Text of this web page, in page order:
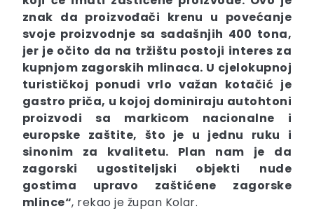
znak da proizvođači krenu u povećanje
svoje proizvodnje sa sadašnjih 400 tona,
jer je očito da na tržištu postoji interes za
kupnjom zagorskih mlinaca. U cjelokupnoj
turističkoj ponudi vrlo važan kotačić je
gastro priča, u kojoj dominiraju autohtoni
proizvodi sa markicom nacionalne i
europske zaštite, što je u jednu ruku i
sinonim za kvalitetu. Plan nam je da
zagorski ugostiteljski objekti nude
gostima upravo zaštićene zagorske
mlince“, rekao je župan Kolar.